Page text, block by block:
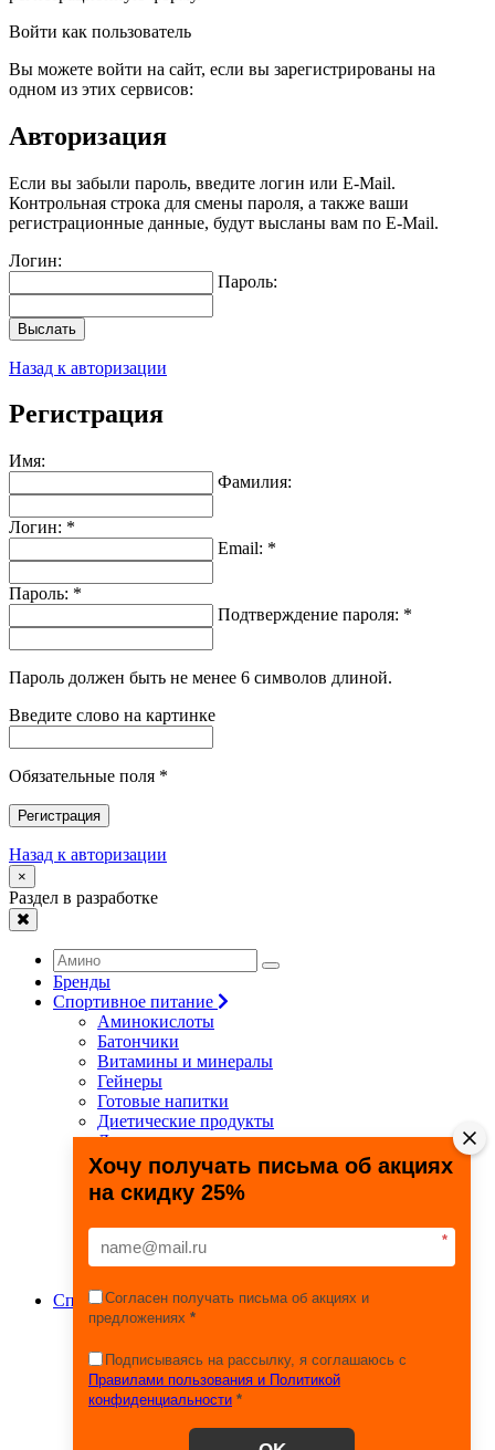
Войти как пользователь
Вы можете войти на сайт, если вы зарегистрированы на
одном из этих сервисов:
Авторизация
Если вы забыли пароль, введите логин или E-Mail.
Контрольная строка для смены пароля, а также ваши
регистрационные данные, будут высланы вам по E-Mail.
Логин:
Пароль:
Выслать
Назад к авторизации
Регистрация
Имя:
Фамилия:
Логин: *
Email: *
Пароль: *
Подтверждение пароля: *
Пароль должен быть не менее 6 символов длиной.
Введите слово на картинке
Обязательные поля *
Регистрация
Назад к авторизации
×
Раздел в разработке
Бренды
Спортивное питание
Аминокислоты
Батончики
Витамины и минералы
Гейнеры
Готовые напитки
Диетические продукты
Для связок и суставов
Жиросжигатели
Здоровье и долголетие
Креатин
Специальные препараты
Спецпредложения
Спортивные товары
Фитнес, йога, пилатес
Игровые виды спорта
Единоборства
Турники
Хочу получать письма об акциях
на скидку 25%
*
Согласен получать письма об акциях и
предложениях *
Подписываясь на рассылку, я соглашаюсь с
Правилами пользования и Политикой
конфиденциальности *